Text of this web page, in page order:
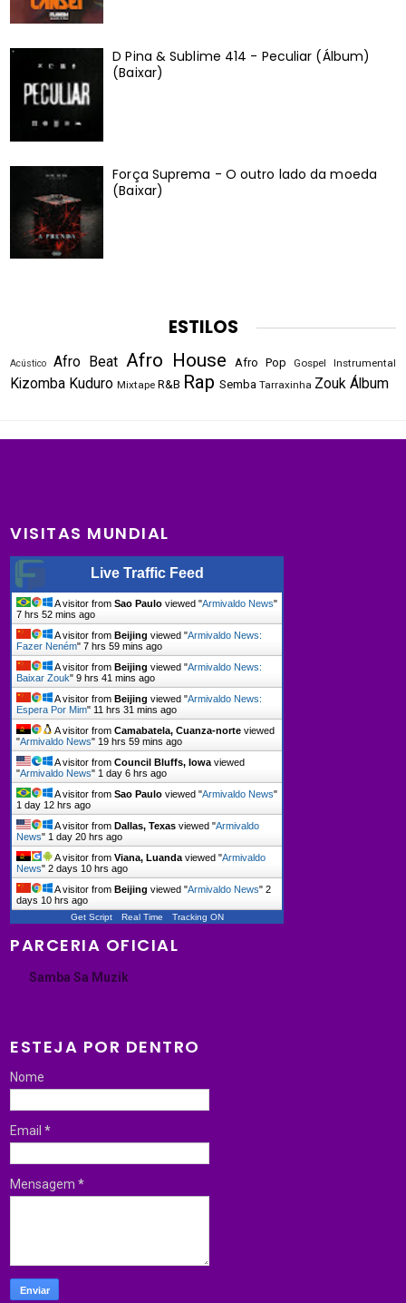
D Pina & Sublime 414 - Peculiar (Álbum)
(Baixar)
Força Suprema - O outro lado da moeda
(Baixar)
ESTILOS
Acústico Afro Beat Afro House Afro Pop Gospel Instrumental
Kizomba Kuduro Mixtape R&B Rap Semba Tarraxinha Zouk Álbum
VISITAS MUNDIAL
Live Traffic Feed
A visitor fromSao Paulo viewed "Armivaldo News"
7 hrs 52 mins ago
A visitor fromBeijing viewed "Armivaldo News:
Fazer Neném"7 hrs 59 mins ago
A visitor fromBeijing viewed "Armivaldo News:
Baixar Zouk"9 hrs 41 mins ago
A visitor fromBeijing viewed "Armivaldo News:
Espera Por Mim" 11 hrs 31 mins ago
A visitor fromCamabatela, Cuanza-norte viewed
"Armivaldo News" 19 hrs 59 mins ago
A visitor fromCouncil Bluffs, Iowa viewed
"Armivaldo News" 1 day 6 hrs ago
A visitor fromSao Paulo viewed "Armivaldo News"
1 day 12 hrs ago
A visitor fromDallas, Texas viewed "Armivaldo
News" 1 day 20 hrs ago
A visitor fromViana, Luanda viewed "Armivaldo
News"2 days 10 hrs ago
A visitor fromBeijing viewed "Armivaldo News"2
days 10 hrs ago
Get Script Real Time Tracking ON
PARCERIA OFICIAL
Samba Sa Muzik
ESTEJA POR DENTRO
Nome
Email*
Mensagem*